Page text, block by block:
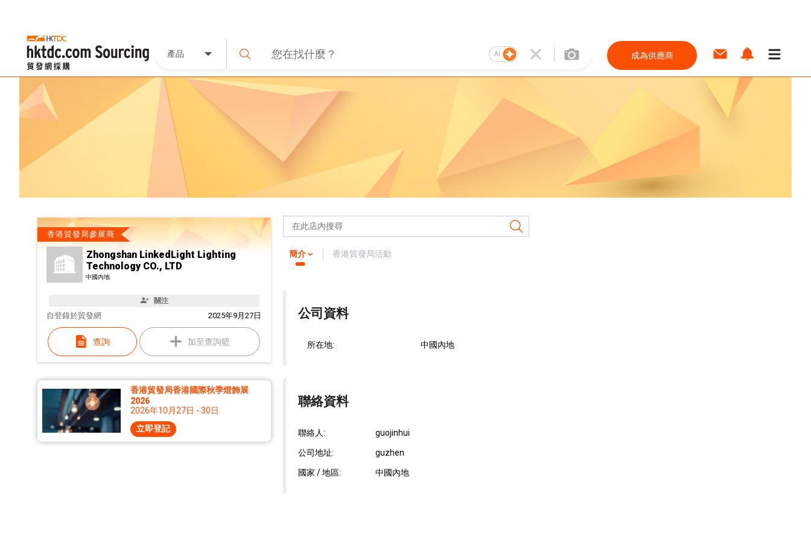
產品 AI 成為供應商
香港貿發局參展商
Zhongshan LinkedLight Lighting
Technology CO., LTD
中國內地
關注
自 2025年9月27日
登錄於貿發網
查詢 加至查詢籃
香港貿發局香港國際秋季燈飾展
2026
2026年10月27日 - 30日
立即登記
簡介 香港貿發局活動
公司資料
所在地: 中國內地
聯絡資料
聯絡人: guojinhui
公司地址: guzhen
國家 / 地區: 中國內地